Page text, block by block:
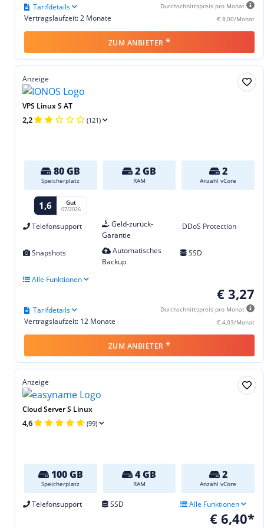
Durchschnittspreis pro Monat
€ 8,00/Monat
Vertragslaufzeit: 2 Monate
Tarifdetails
ZUM ANBIETER *
Anzeige
VPS Linux S AT
2,2 (121)
80 GB
Speicherplatz
2 GB
RAM
2
Anzahl vCore
1,6 Gut
07/2026
Telefonsupport
Geld-zurück-
Garantie
DDoS Protection
Snapshots
Automatisches
Backup
SSD
Alle Funktionen
€ 3,27
Durchschnittspreis pro Monat
€ 4,03/Monat
Vertragslaufzeit: 12 Monate
Tarifdetails
ZUM ANBIETER *
Anzeige
Cloud Server S Linux
4,6 (99)
100 GB
Speicherplatz
4 GB
RAM
2
Anzahl vCore
Telefonsupport SSD Alle Funktionen
€ 6,40*